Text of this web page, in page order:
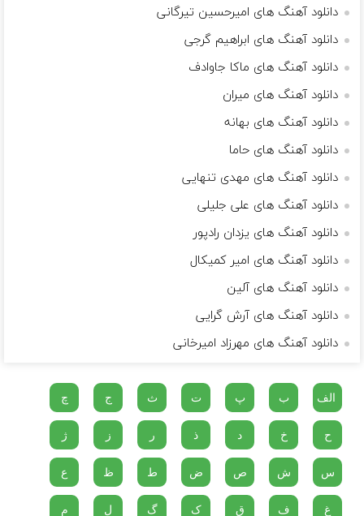
دانلود آهنگ های امیرحسین تیرگانی
دانلود آهنگ های ابراهیم گرجی
دانلود آهنگ های ماکا جاوادف
دانلود آهنگ های میران
دانلود آهنگ های بهانه
دانلود آهنگ های حاما
دانلود آهنگ های مهدی تنهایی
دانلود آهنگ های علی جلیلی
دانلود آهنگ های یزدان رادپور
دانلود آهنگ های امیر کمیکال
دانلود آهنگ های آلین
دانلود آهنگ های آرش گرایی
دانلود آهنگ های مهرزاد امیرخانی
الف ب پ ت ث ج چ
ح خ د ذ ر ز ژ
س ش ص ض ط ظ ع
غ ف ق ک گ ل م